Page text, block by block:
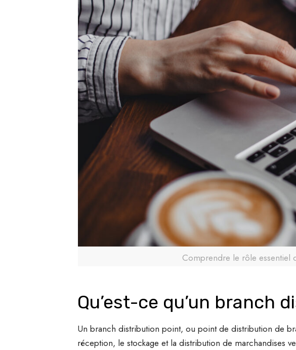
Comprendre le rôle essentiel
Qu’est-ce qu’un branch
Un branch distribution point, ou point de distribution de
réception, le stockage et la distribution de marchandises